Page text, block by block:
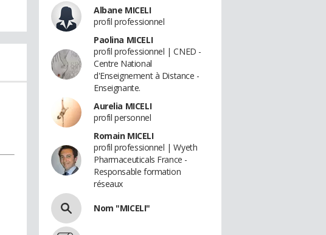
Albane MICELI
profil professionnel
Paolina MICELI
profil professionnel | CNED -
Centre National
d'Enseignement à Distance -
Enseignante.
Aurelia MICELI
profil personnel
Romain MICELI
profil professionnel | Wyeth
Pharmaceuticals France -
Responsable formation
réseaux
Nom "MICELI"